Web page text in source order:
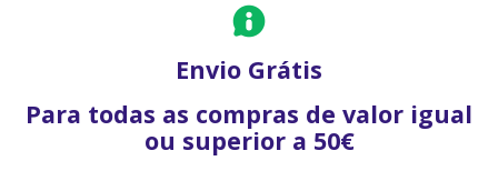
Envio Grátis
Para todas as compras de valor igual
ou superior a 50€